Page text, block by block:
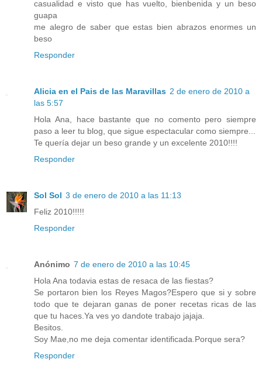
casualidad e visto que has vuelto, bienbenida y un beso
guapa
me alegro de saber que estas bien abrazos enormes un
beso
Responder
Alicia en el Pais de las Maravillas 2 de enero de 2010 a
las 5:57
Hola Ana, hace bastante que no comento pero siempre
paso a leer tu blog, que sigue espectacular como siempre...
Te quería dejar un beso grande y un excelente 2010!!!!
Responder
Sol Sol 3 de enero de 2010 a las 11:13
Feliz 2010!!!!!
Responder
Anónimo 7 de enero de 2010 a las 10:45
Hola Ana todavia estas de resaca de las fiestas?
Se portaron bien los Reyes Magos?Espero que si y sobre
todo que te dejaran ganas de poner recetas ricas de las
que tu haces.Ya ves yo dandote trabajo jajaja.
Besitos.
Soy Mae,no me deja comentar identificada.Porque sera?
Responder